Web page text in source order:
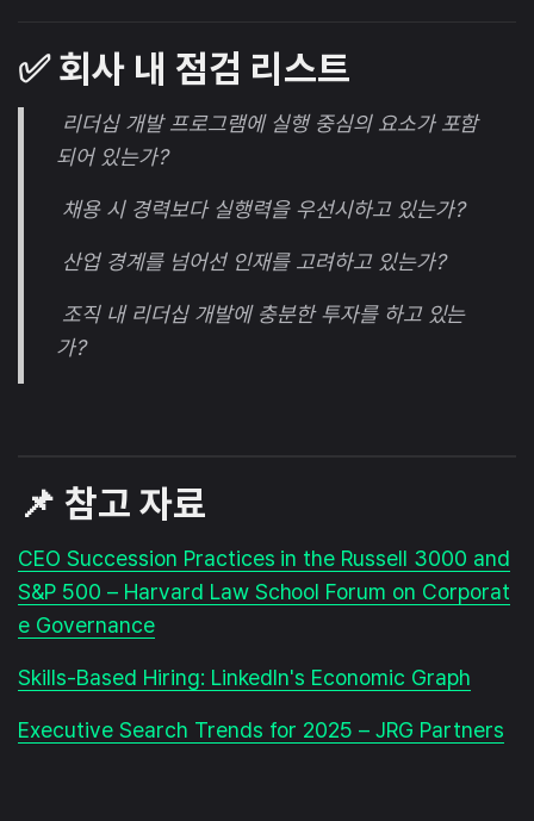
✅ 회사 내 점검 리스트
리더십 개발 프로그램에 실행 중심의 요소가 포함
되어 있는가?
채용 시 경력보다 실행력을 우선시하고 있는가?
산업 경계를 넘어선 인재를 고려하고 있는가?
조직 내 리더십 개발에 충분한 투자를 하고 있는
가?
📌 참고 자료
CEO Succession Practices in the Russell 3000 and
S&P 500 – Harvard Law School Forum on Corporat
e Governance
Skills-Based Hiring: LinkedIn's Economic Graph
Executive Search Trends for 2025 – JRG Partners